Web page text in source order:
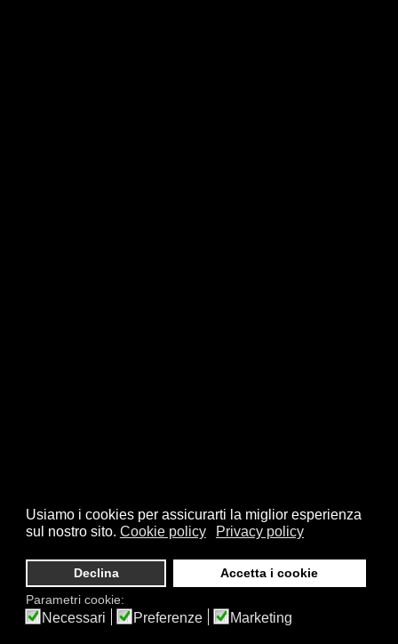
Usiamo i cookies per assicurarti la miglior esperienza
sul nostro sito. Cookie policy Privacy policy
Declina
Accetta i cookie
Parametri cookie:
Necessari Preferenze Marketing